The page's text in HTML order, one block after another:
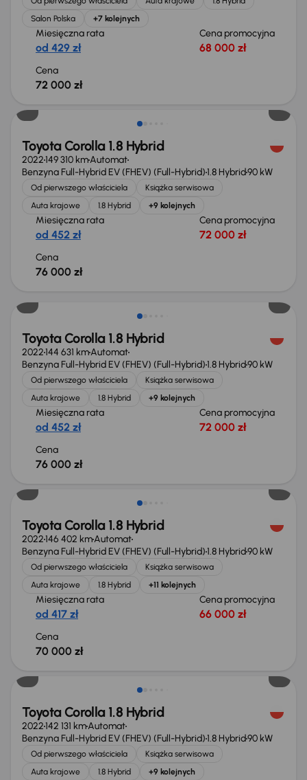
Salon Polska
+7 kolejnych
Miesięczna rata
od 429 zł
Cena promocyjna
68 000 zł
Cena
72 000 zł
Toyota Corolla 1.8 Hybrid
2022149 310 kmAutomat
Benzyna Full-Hybrid EV (FHEV) (Full-Hybrid)1.8 Hybrid90 kW
Od pierwszego właściciela
Książka serwisowa
Auta krajowe
1.8 Hybrid +9 kolejnych
Miesięczna rata
od 452 zł
Cena promocyjna
72 000 zł
Cena
76 000 zł
Toyota Corolla 1.8 Hybrid
2022144 631 kmAutomat
Benzyna Full-Hybrid EV (FHEV) (Full-Hybrid)1.8 Hybrid90 kW
Od pierwszego właściciela
Książka serwisowa
Auta krajowe
1.8 Hybrid +9 kolejnych
Miesięczna rata
od 452 zł
Cena promocyjna
72 000 zł
Cena
76 000 zł
Możliwość odliczenia VAT
Toyota Corolla 1.8 Hybrid
2022146 402 kmAutomat
Benzyna Full-Hybrid EV (FHEV) (Full-Hybrid)1.8 Hybrid90 kW
Od pierwszego właściciela
Książka serwisowa
Auta krajowe
1.8 Hybrid +11 kolejnych
Miesięczna rata
od 417 zł
Cena promocyjna
66 000 zł
Cena
70 000 zł
Toyota Corolla 1.8 Hybrid
2022142 131 kmAutomat
Benzyna Full-Hybrid EV (FHEV) (Full-Hybrid)1.8 Hybrid90 kW
Od pierwszego właściciela
Książka serwisowa
Auta krajowe
1.8 Hybrid +9 kolejnych